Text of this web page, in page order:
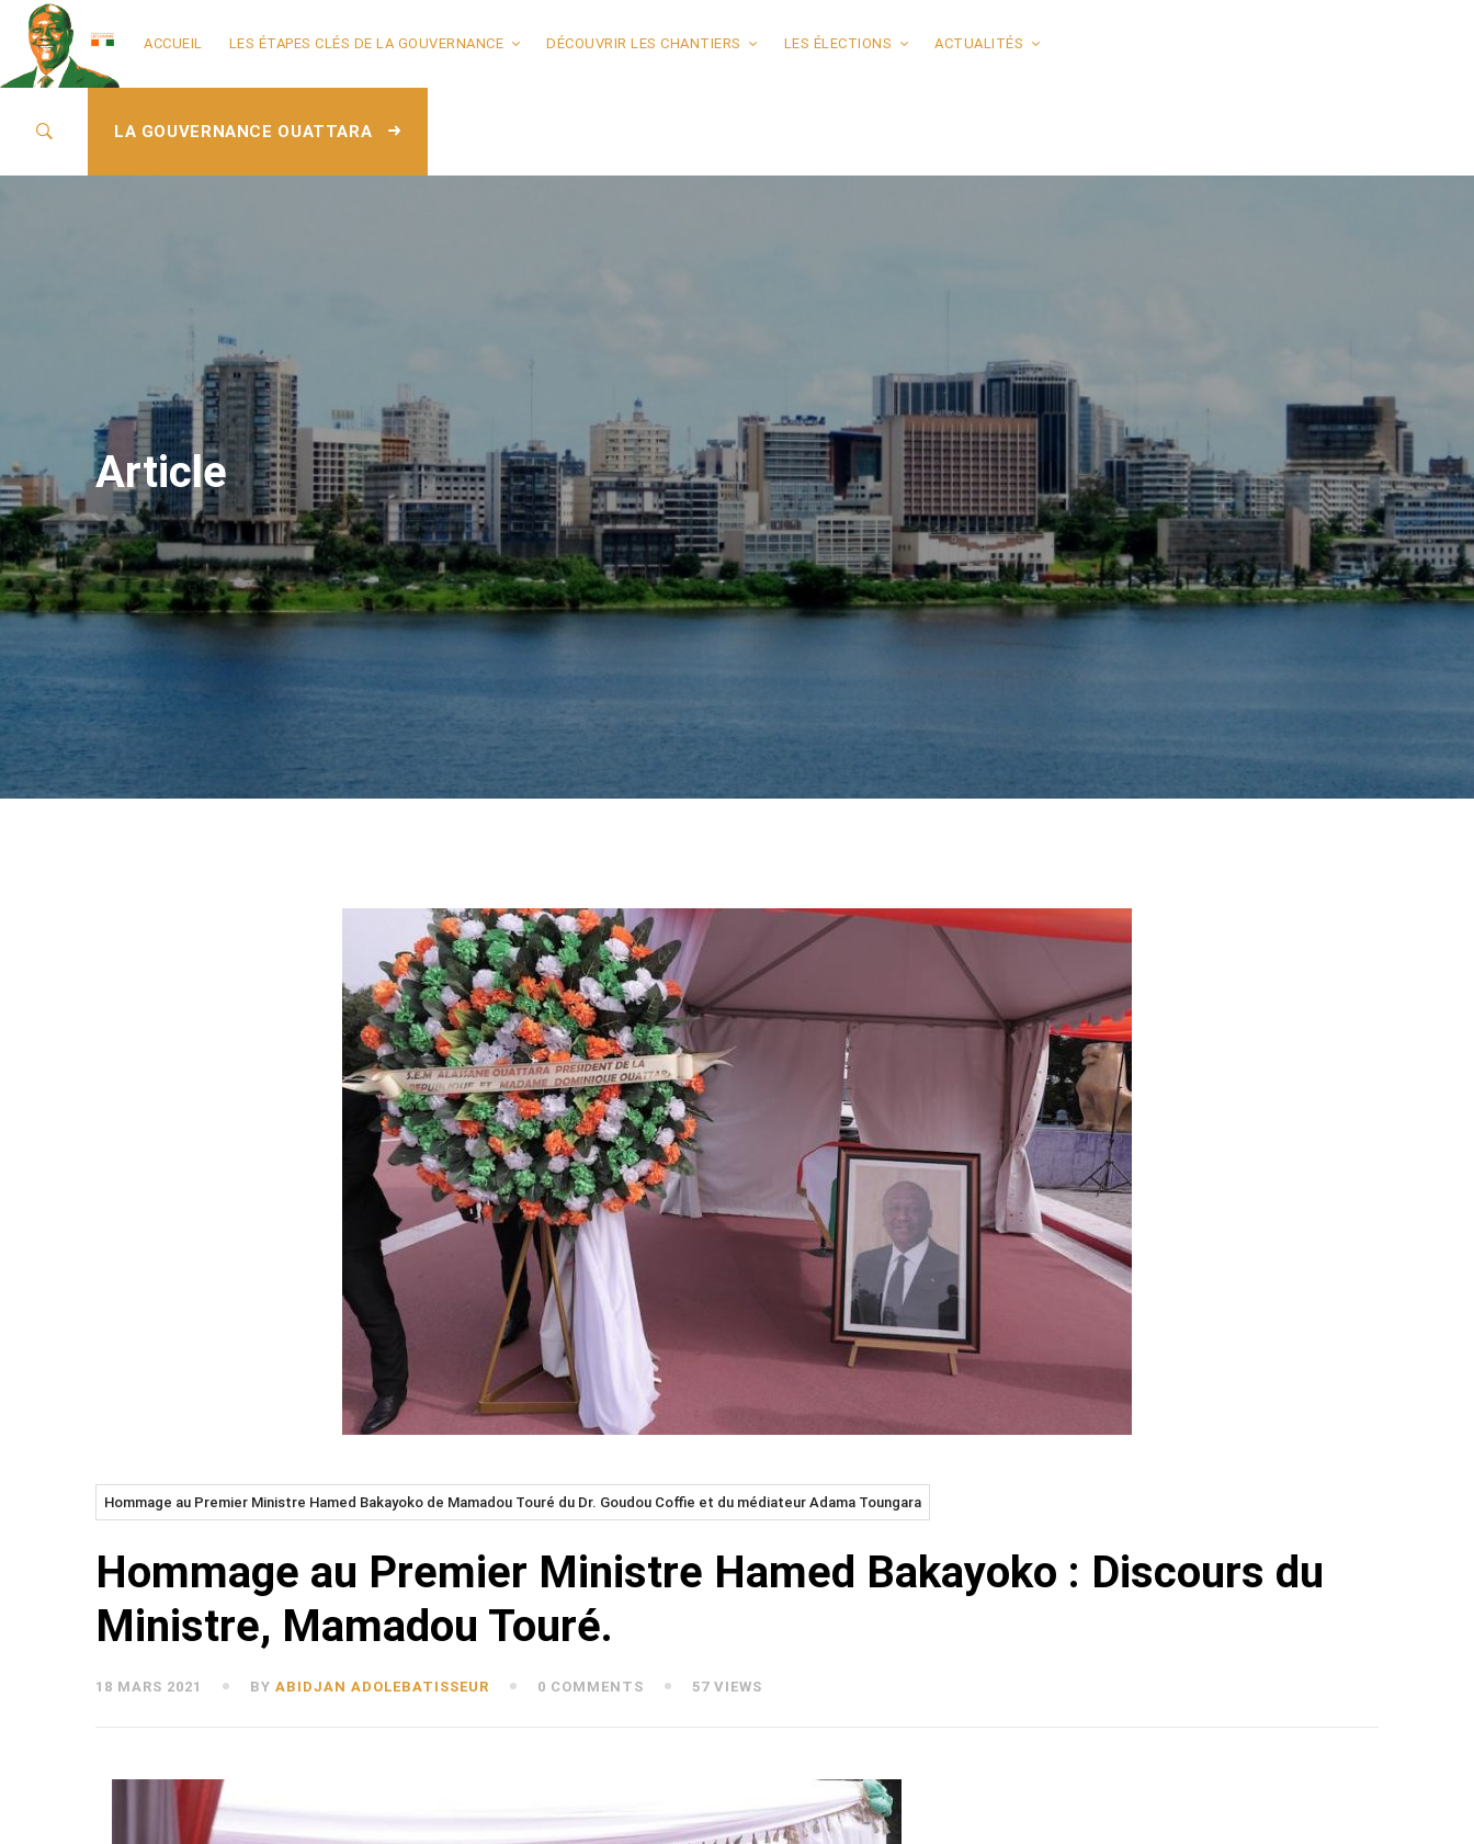
ACCUEIL LES ÉTAPES CLÉS DE LA GOUVERNANCE DÉCOUVRIR LES CHANTIERS LES ÉLECTIONS ACTUALITÉS
LA GOUVERNANCE OUATTARA
Article
Hommage au Premier Ministre Hamed Bakayoko de Mamadou Touré du Dr. Goudou Coffie et du médiateur Adama Toungara
Hommage au Premier Ministre Hamed Bakayoko : Discours du
Ministre, Mamadou Touré.
18 MARS 2021 BY ABIDJAN ADOLEBATISSEUR 0 COMMENTS 57 VIEWS